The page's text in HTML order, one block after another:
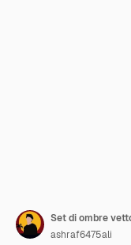
Set di ombre
ashraf6475ali